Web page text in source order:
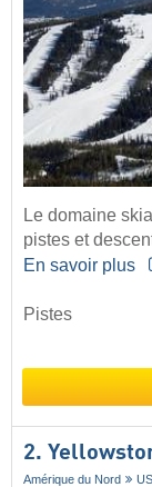
Le domaine
pistes et
En savoir plus
Pistes
2.
Amérique du Nord